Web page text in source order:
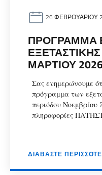
26 ΦΕΒΡΟΥΑΡΊΟΥ
ΠΡΌΓΡΑΜΜΑ
ΜΑΡΤΊΟΥ
Σας ενημερώνουμε
πρόγραμμα των
περιόδου Νοεμβρίου
πληροφορίες
ΔΙΑΒΆΣΤΕ